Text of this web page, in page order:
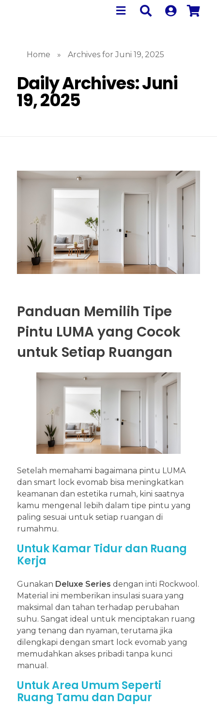
Home » Archives for Juni 19, 2025
Daily Archives: Juni
19, 2025
Panduan Memilih Tipe
Pintu LUMA yang Cocok
untuk Setiap Ruangan
Setelah memahami bagaimana pintu LUMA
dan smart lock evomab bisa meningkatkan
keamanan dan estetika rumah, kini saatnya
kamu mengenal lebih dalam tipe pintu yang
paling sesuai untuk setiap ruangan di
rumahmu.
Untuk Kamar Tidur dan Ruang
Kerja
Gunakan Deluxe Series dengan inti Rockwool.
Material ini memberikan insulasi suara yang
maksimal dan tahan terhadap perubahan
suhu. Sangat ideal untuk menciptakan ruang
yang tenang dan nyaman, terutama jika
dilengkapi dengan smart lock evomab yang
memudahkan akses pribadi tanpa kunci
manual.
Untuk Area Umum Seperti
Ruang Tamu dan Dapur